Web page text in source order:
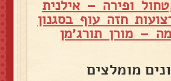
ופירה – אילנית
חזה עוף בסגנון
– מורן תורג׳מן
מומלצים